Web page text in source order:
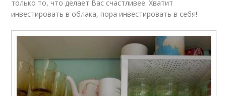
только то, что делает Вас счастливее. Хватит
инвестировать в облака, пора инвестировать в себя!